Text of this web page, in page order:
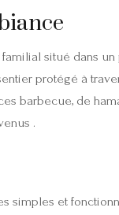
situé dans un
protégé à
barbecue, de
.
simples et